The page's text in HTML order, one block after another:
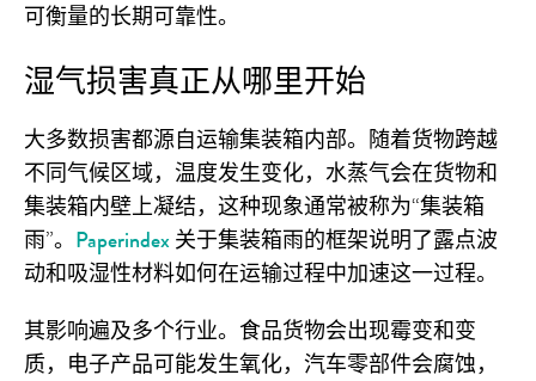
可衡量的长期可靠性。
湿气损害真正从哪里开始
大多数损害都源自运输集装箱内部。随着货物跨越
不同气候区域，温度发生变化，水蒸气会在货物和
集装箱内壁上凝结，这种现象通常被称为“集装箱
雨”。 Paperindex关于集装箱雨的框架说明了露点波
动和吸湿性材料如何在运输过程中加速这一过程。
其影响遍及多个行业。食品货物会出现霉变和变
质，电子产品可能发生氧化，汽车零部件会腐蚀，